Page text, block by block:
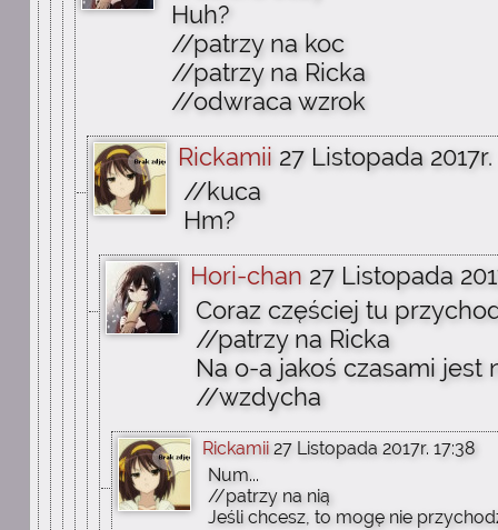
Huh?
//patrzy na koc
//patrzy na Ricka
//odwraca wzrok
Rickamii 27 Listopada 2017r.
//kuca
Hm?
Hori-chan 27 Listopada
Coraz częściej tu
//patrzy na Ricka
Na o-a jakoś czasami jest
//wzdycha
Rickamii 27 Listopada 2017r. 17:38
Num...
//patrzy na nią
Jeśli chcesz, to mogę nie